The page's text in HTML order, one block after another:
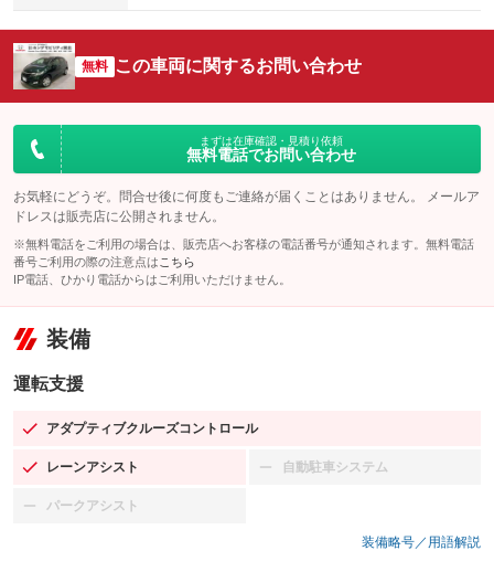
無料 この車両に関するお問い合わせ
まずは在庫確認・見積り依頼
無料電話でお問い合わせ
お気軽にどうぞ。問合せ後に何度もご連絡が届くことはありません。 メールア
ドレスは販売店に公開されません。
※無料電話をご利用の場合は、販売店へお客様の電話番号が通知されます。無料電話
番号ご利用の際の注意点は こちら
IP電話、ひかり電話からはご利用いただけません。
装備
運転支援
アダプティブクルーズコントロール
：装備あり
レーンアシスト
：装備あり 自動駐車システム
：装備なし
パークアシスト
：装備なし
装備略号／用語解説